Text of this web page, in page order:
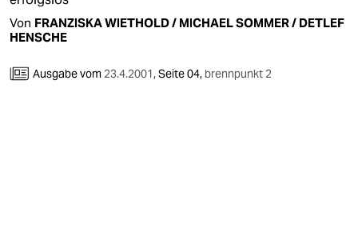
verlag
verlag
veranstaltungen
Von FRANZISKA WIETHOLD / MICHAEL SOMMER / DETLEF
HENSCHE
Ausgabe vom 23.4.2001,Seite 04, brennpunkt 2